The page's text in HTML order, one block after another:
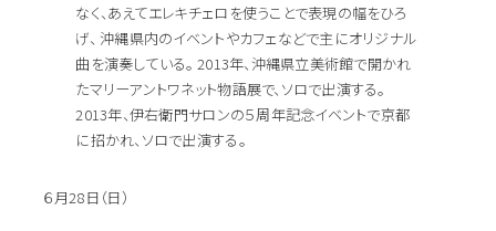
なく、あえてエレキチェロを使うことで表現の幅をひろ
げ、 沖縄県内のイベントやカフェなどで主にオリジナル
曲を演奏している。 2013年、沖縄県立美術館で開かれ
たマリーアントワネット物語展で、ソロで出演する。
2013年、伊右衛門サロンの５周年記念イベントで京都
に招かれ、ソロで出演する。
６月28日（日）